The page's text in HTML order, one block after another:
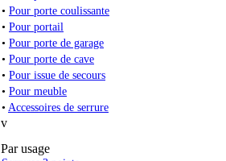
• Pour porte coulissante
• Pour portail
• Pour porte de garage
• Pour porte de cave
• Pour issue de secours
• Pour meuble
• Accessoires de serrure
v
Par usage